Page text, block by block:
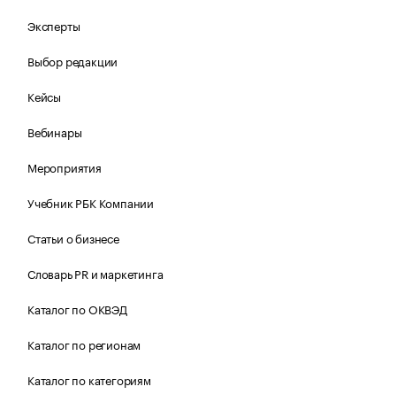
Эксперты
Выбор редакции
Кейсы
Вебинары
Мероприятия
Учебник РБК Компании
Статьи о бизнесе
Словарь PR и маркетинга
Каталог по ОКВЭД
Каталог по регионам
Каталог по категориям